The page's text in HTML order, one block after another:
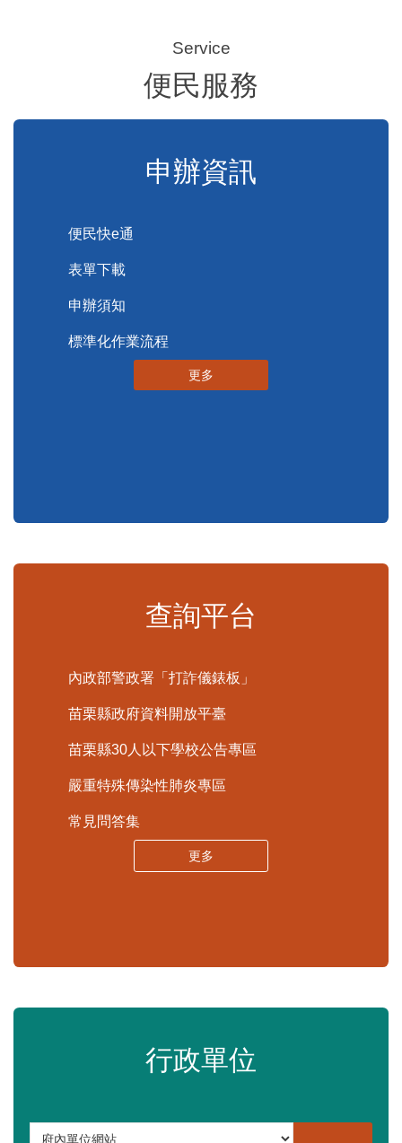
便民服務
申辦資訊
便民快e通
表單下載
申辦須知
標準化作業流程
更多
查詢平台
內政部警政署「打詐儀錶板」
苗栗縣政府資料開放平臺
苗栗縣30人以下學校公告專區
嚴重特殊傳染性肺炎專區
常見問答集
更多
行政單位